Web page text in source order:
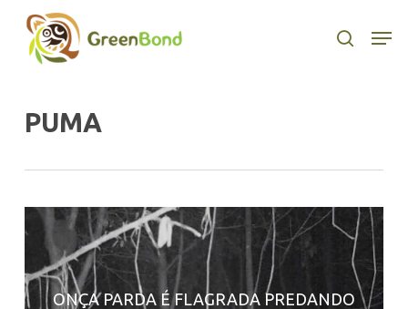
main
content
search
PUMA
ONÇA PARDA É FLAGRADA PREDANDO